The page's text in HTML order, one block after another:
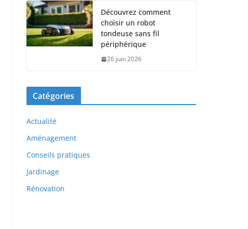
Découvrez comment
choisir un robot
tondeuse sans fil
périphérique
26 juin 2026
Catégories
Actualité
Aménagement
Conseils pratiques
Jardinage
Rénovation